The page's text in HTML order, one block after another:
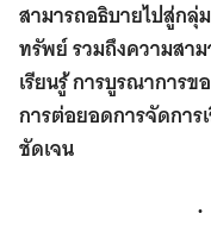
สามารถอธิบายไปสู่ก
ทรัพย์ รวมถึงความสา
เรียนรู้ การบูรณาการข
การต่อยอดการจัดการ
ชัดเจน